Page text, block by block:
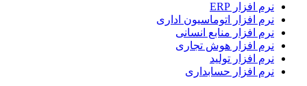
نرم افزار ERP
نرم افزار اتوماسیون اداری
نرم افزار منابع انسانی
نرم افزار هوش تجاری
نرم افزار تولید
نرم افزار حسابداری